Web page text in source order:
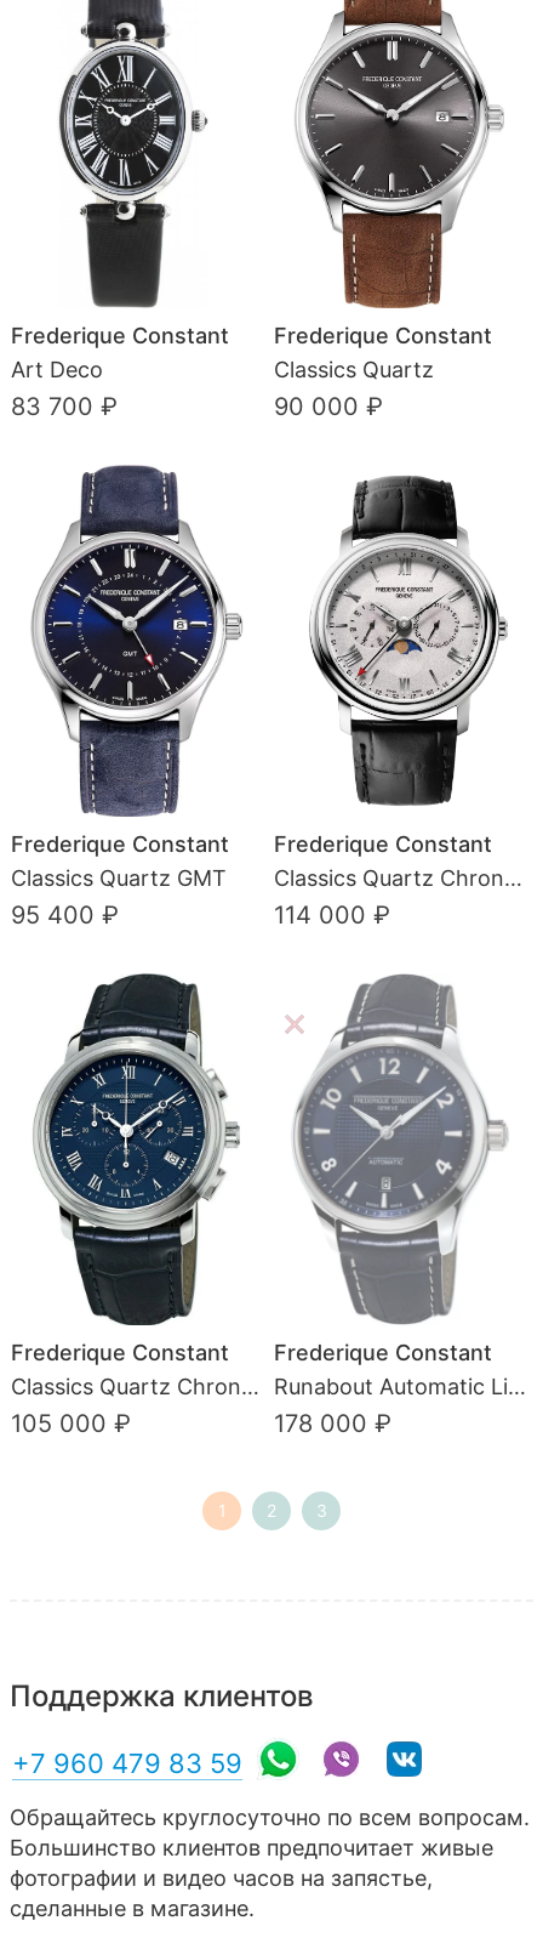
Frederique Constant
Art Deco
83 700 ₽
Frederique Constant
Classics Quartz
90 000 ₽
Frederique Constant
Classics Quartz GMT
95 400 ₽
Frederique Constant
Classics Quartz Chronograph
114 000 ₽
Frederique Constant
Classics Quartz Chronograph
105 000 ₽
Frederique Constant
Runabout Automatic Limited Edition
178 000 ₽
1 2 3
Поддержка клиентов
+7 960 479 83 59
Обращайтесь круглосуточно по всем вопросам.
Большинство клиентов предпочитает живые
фотографии и видео часов на запястье,
сделанные в магазине.